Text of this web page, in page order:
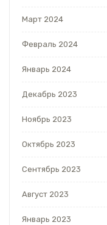
Март 2024
Февраль 2024
Январь 2024
Декабрь 2023
Ноябрь 2023
Октябрь 2023
Сентябрь 2023
Август 2023
Январь 2023